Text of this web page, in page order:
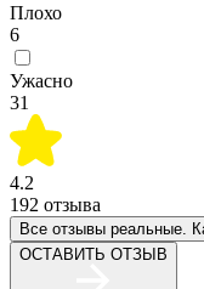
Плохо
6
Ужасно
31
4.2
192 отзыва
Все отзывы реальные.
ОСТАВИТЬ ОТЗЫВ